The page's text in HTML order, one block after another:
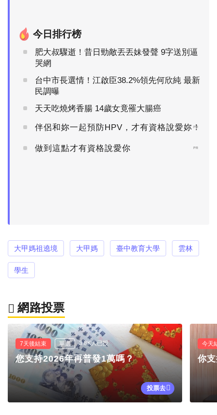
今日排行榜
肥大叔驟逝！昔日勁敵丟丟妹發聲 9字送別逼
哭網
台中市長選情！江啟臣38.2%領先何欣純 最新
民調曝
天天吃燒烤香腸 14歲女竟罹大腸癌
伴侶和妳一起預防HPV，才有資格說愛妳！
PR
做到這點才有資格說愛你 PR
大甲媽祖遶境 大甲媽 臺中教育大學 雲林
學生
網路投票
7天後結束 單選 3.8K人已投
您支持2026年再普發1萬嗎？
投票去
今天
你